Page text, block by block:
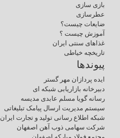
بازی سازی
عطرسازی
ضایعات چیست؟
آموزش چیست ؟
غذاهای سنتی ایران
تاریخچه خیاطی
پیوندها
ایده پردازان مهر گستر
دبیرخانه بازاریابی شبکه ای
رسانه گویا مسلم عابدی مدیسه
سیستم مدیریت ارسال پیامک تبلیغاتی
شبکه اطلاع رسانی تولید و تجارت ایران
شرکت سهامی ذوب آهن اصفهان